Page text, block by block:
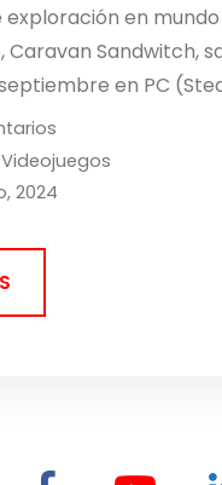
en mundo
Caravan Sandwitch,
en PC
y Nintendo Switch.
en un mundo de
impulsado
Videojuegos
2024